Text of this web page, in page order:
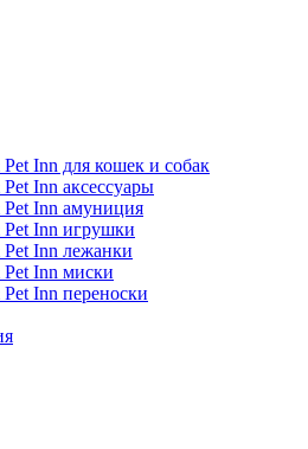
Inn для кошек и собак
Inn аксессуары
Inn амуниция
Inn игрушки
Inn лежанки
Inn миски
Inn переноски